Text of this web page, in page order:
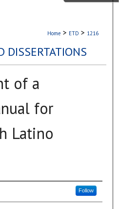
Network™
Home > ETD > 1216
DISSERTATIONS
of a
for
Latino
Follow